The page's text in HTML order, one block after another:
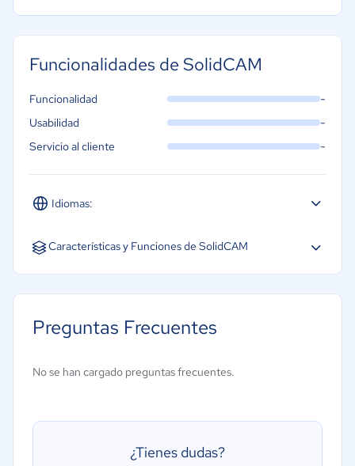
Funcionalidades de SolidCAM
Idiomas:
Español Inglés Portugués
Funcionalidad -
Usabilidad -
Servicio al cliente -
Características y Funciones de SolidCAM
Herramientas CAD
Preguntas Frecuentes
No se han cargado preguntas frecuentes.
¿Tienes dudas?